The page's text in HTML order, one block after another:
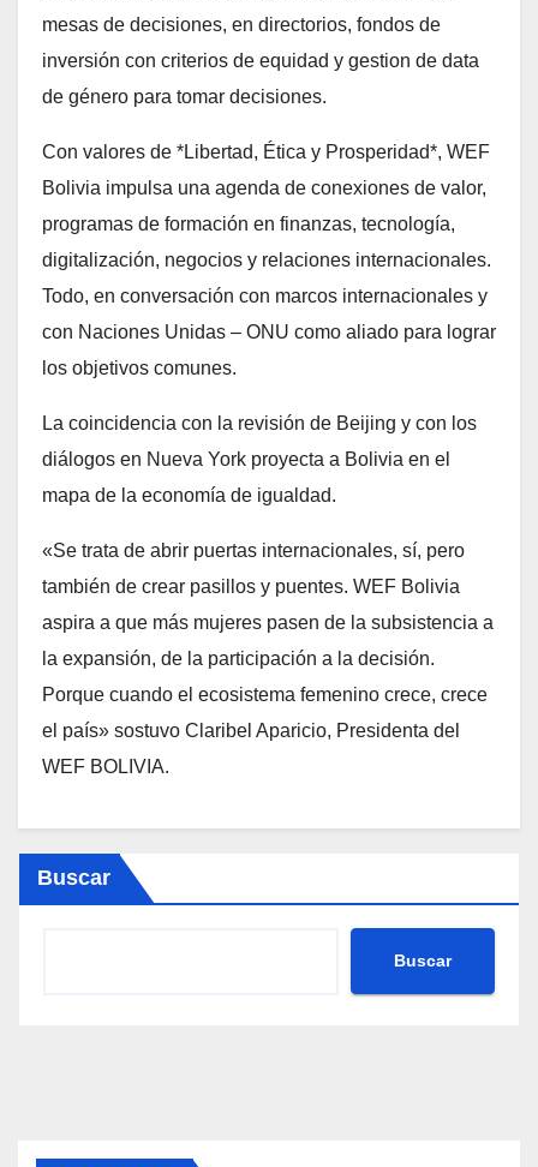
mesas de decisiones, en directorios, fondos de
inversión con criterios de equidad y gestion de data
de género para tomar decisiones.
Con valores de *Libertad, Ética y Prosperidad*, WEF
Bolivia impulsa una agenda de conexiones de valor,
programas de formación en finanzas, tecnología,
digitalización, negocios y relaciones internacionales.
Todo, en conversación con marcos internacionales y
con Naciones Unidas – ONU como aliado para lograr
los objetivos comunes.
La coincidencia con la revisión de Beijing y con los
diálogos en Nueva York proyecta a Bolivia en el
mapa de la economía de igualdad.
«Se trata de abrir puertas internacionales, sí, pero
también de crear pasillos y puentes. WEF Bolivia
aspira a que más mujeres pasen de la subsistencia a
la expansión, de la participación a la decisión.
Porque cuando el ecosistema femenino crece, crece
el país» sostuvo Claribel Aparicio, Presidenta del
WEF BOLIVIA.
Buscar
Buscar